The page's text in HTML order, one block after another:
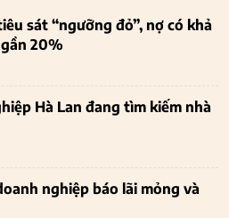
sát “ngưỡng đỏ”, nợ có khả
20%
Hà Lan đang tìm kiếm nhà
nghiệp báo lãi mỏng và